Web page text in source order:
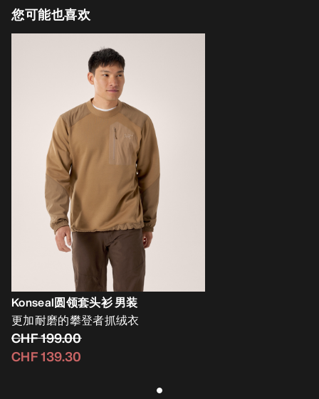
您可能也喜欢
Konseal圆领套头衫 男装
更加耐磨的攀登者抓绒衣
CHF 199.00
CHF 139.30